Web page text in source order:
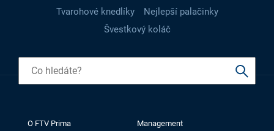
Tvarohové knedlíky
Nejlepší palačinky
Švestkový koláč
O FTV Prima
Management